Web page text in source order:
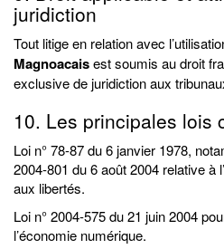
juridiction
Tout litige en relation avec
Magnoacaisest soumis au droit
exclusive de juridiction aux
10. Les principales lois
Loi n° 78-87 du 6 janvier 1978,
2004-801 du 6 août 2004 relative à
aux libertés.
Loi n° 2004-575 du 21 juin 2004
l’économie numérique.